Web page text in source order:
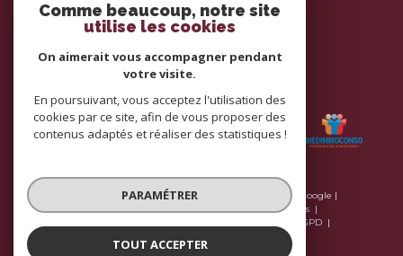
adhérents
© 2026 | Tous droits réservés | Traduction powered by Google |
Plan du site
Nos honoraires
Mentions légales
Politique RGPD
Comme beaucoup, notre site
utilise les cookies
On aimerait vous accompagner pendant
votre visite.
En poursuivant, vous acceptez l'utilisation des
cookies par ce site, afin de vous proposer des
contenus adaptés et réaliser des statistiques !
PARAMÉTRER
TOUT ACCEPTER